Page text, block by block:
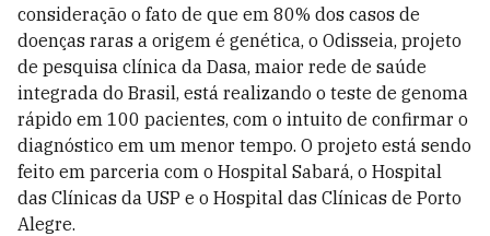
consideração o fato de que em 80% dos casos de
doenças raras a origem é genética, o Odisseia, projeto
de pesquisa clínica da Dasa, maior rede de saúde
integrada do Brasil, está realizando o teste de genoma
rápido em 100 pacientes, com o intuito de confirmar o
diagnóstico em um menor tempo. O projeto está sendo
feito em parceria com o Hospital Sabará, o Hospital
das Clínicas da USP e o Hospital das Clínicas de Porto
Alegre.